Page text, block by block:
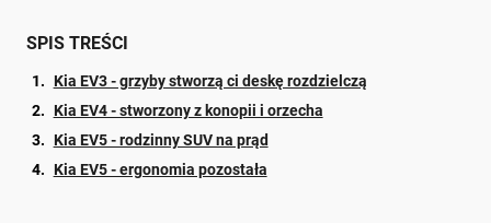
SPIS TREŚCI
Kia EV3 - grzyby stworzą ci deskę rozdzielczą
Kia EV4 - stworzony z konopii i orzecha
Kia EV5 - rodzinny SUV na prąd
Kia EV5 - ergonomia pozostała